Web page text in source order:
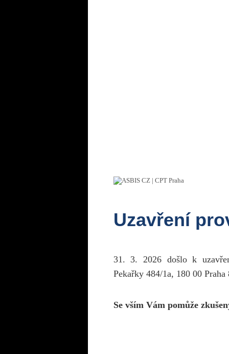
Uzavření
31. 3. 2026 došlo k
Pekařky 484/1a, 180 00 Praha
Se vším Vám pomůže